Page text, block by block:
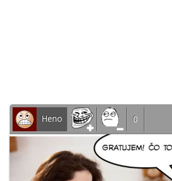
Heno 0